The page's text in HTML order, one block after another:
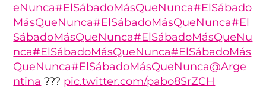
eNunca#ElSábadoMásQueNunca#ElSábado
MásQueNunca#ElSábadoMásQueNunca#El
SábadoMásQueNunca#ElSábadoMásQueNu
nca#ElSábadoMásQueNunca#ElSábadoMás
QueNunca#ElSábadoMásQueNunca@Arge
ntina ??? pic.twitter.com/pabo8SrZCH